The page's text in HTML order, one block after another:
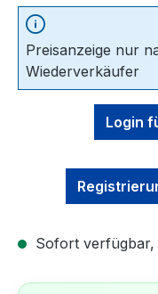
Preisanzeige nur
Wiederverkäufer
Login
Sofort verfügbar,